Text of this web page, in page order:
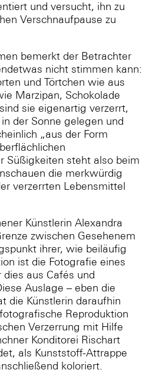
und versucht, ihn zu
Verschnaufpause zu
bemerkt der Betrachter
nicht stimmen kann:
und Törtchen wie aus
Marzipan, Schokolade
sie eigenartig verzerrt,
der Sonne gelegen und
„aus der Form
Süßigkeiten steht also beim
die merkwürdig
verzerrten Lebensmittel
Künstlerin Alexandra
zwischen Gesehenem
ihrer, wie beiläufig
ist die Fotografie eines
aus Cafés und
Auslage – eben die
die Künstlerin daraufhin
Reproduktion
Verzerrung mit Hilfe
Konditorei Rischart
als Kunststoff-Attrappe
koloriert.